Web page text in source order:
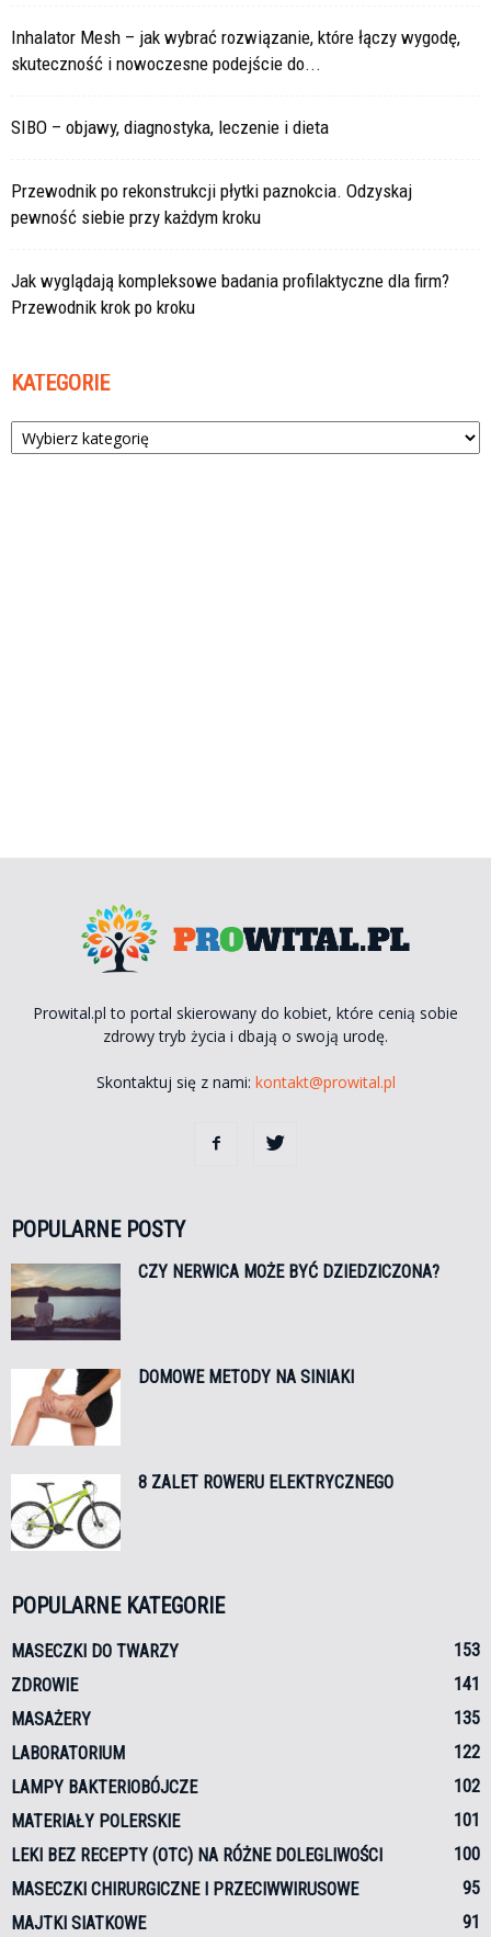
Inhalator Mesh – jak wybrać rozwiązanie, które łączy wygodę,
skuteczność i nowoczesne podejście do...
SIBO – objawy, diagnostyka, leczenie i dieta
Przewodnik po rekonstrukcji płytki paznokcia. Odzyskaj
pewność siebie przy każdym kroku
Jak wyglądają kompleksowe badania profilaktyczne dla firm?
Przewodnik krok po kroku
KATEGORIE
Kategorie
Prowital.pl to portal skierowany do kobiet, które cenią sobie
zdrowy tryb życia i dbają o swoją urodę.
Skontaktuj się z nami: kontakt@prowital.pl
POPULARNE POSTY
CZY NERWICA MOŻE BYĆ DZIEDZICZONA?
DOMOWE METODY NA SINIAKI
8 ZALET ROWERU ELEKTRYCZNEGO
POPULARNE KATEGORIE
MASECZKI DO TWARZY
153
ZDROWIE
141
MASAŻERY
135
LABORATORIUM
122
LAMPY BAKTERIOBÓJCZE
102
MATERIAŁY POLERSKIE
101
LEKI BEZ RECEPTY (OTC) NA RÓŻNE DOLEGLIWOŚCI
100
MASECZKI CHIRURGICZNE I PRZECIWWIRUSOWE
95
MAJTKI SIATKOWE
91